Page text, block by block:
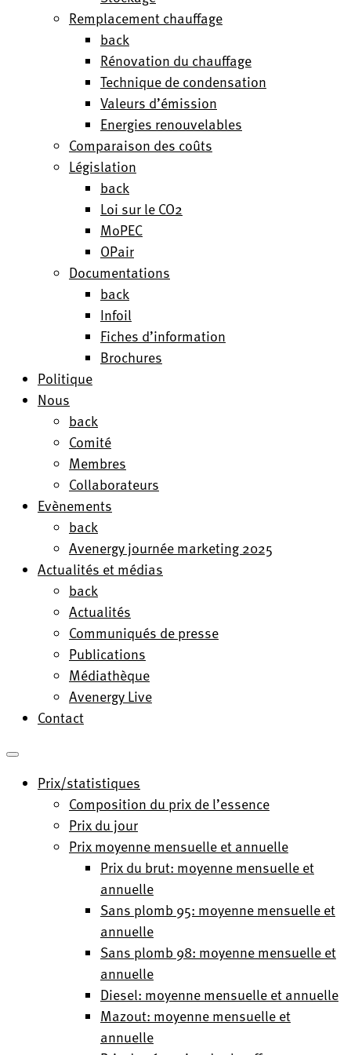
Remplacement chauffage
back
Rénovation du chauffage
Technique de condensation
Valeurs d’émission
Energies renouvelables
Comparaison des coûts
Législation
back
Loi sur le CO2
MoPEC
OPair
Documentations
back
Infoil
Fiches d’information
Brochures
Politique
Nous
back
Comité
Membres
Collaborateurs
Evènements
back
Avenergy journée marketing 2025
Actualités et médias
back
Actualités
Communiqués de presse
Publications
Médiathèque
Avenergy Live
Contact
Prix/statistiques
Composition du prix de l’essence
Prix du jour
Prix moyenne mensuelle et annuelle
Prix du brut: moyenne mensuelle et
annuelle
Sans plomb 95: moyenne mensuelle et
annuelle
Sans plomb 98: moyenne mensuelle et
annuelle
Diesel: moyenne mensuelle et annuelle
Mazout: moyenne mensuelle et
annuelle